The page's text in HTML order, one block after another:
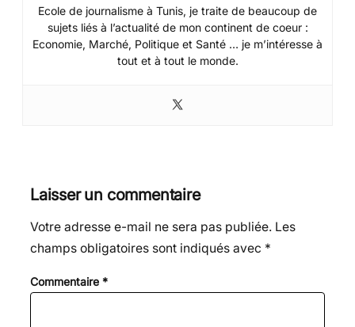
Ecole de journalisme à Tunis, je traite de beaucoup de
sujets liés à l’actualité de mon continent de coeur :
Economie, Marché, Politique et Santé … je m’intéresse à
tout et à tout le monde.
Laisser un commentaire
Votre adresse e-mail ne sera pas publiée. Les
champs obligatoires sont indiqués avec *
Commentaire *